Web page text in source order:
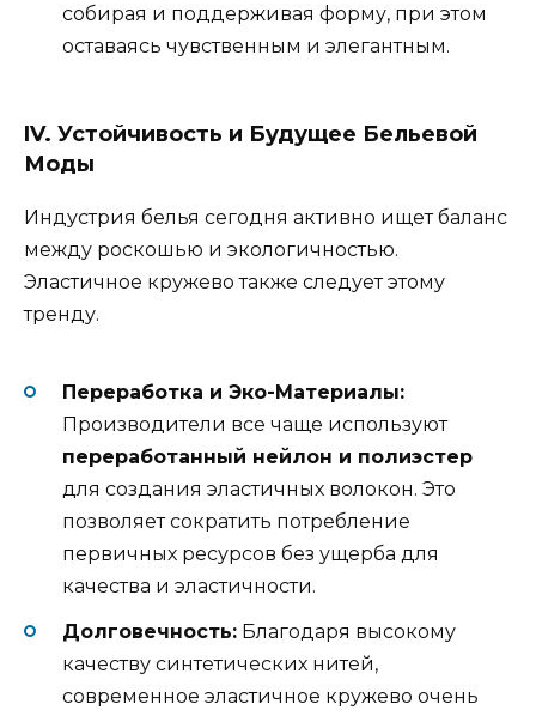
собирая и поддерживая форму, при этом
оставаясь чувственным и элегантным.
IV. Устойчивость и Будущее Бельевой
Моды
Индустрия белья сегодня активно ищет баланс
между роскошью и экологичностью.
Эластичное кружево также следует этому
тренду.
Переработка и Эко-Материалы:
Производители все чаще используют
переработанный нейлон и полиэстер
для создания эластичных волокон. Это
позволяет сократить потребление
первичных ресурсов без ущерба для
качества и эластичности.
Долговечность: Благодаря высокому
качеству синтетических нитей,
современное эластичное кружево очень